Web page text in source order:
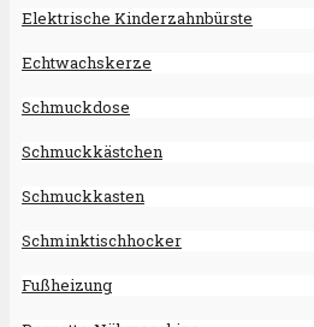
Elektrische Kinderzahnbürste
Echtwachskerze
Schmuckdose
Schmuckkästchen
Schmuckkasten
Schminktischhocker
Fußheizung